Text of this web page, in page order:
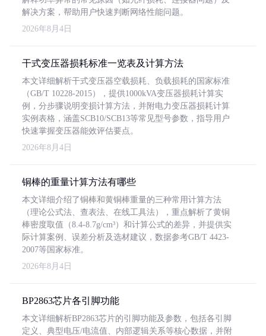
解决方案，帮助用户快速判断网络性能问题。
2026年8月4日
干式变压器损耗标准一览表及计算方法
本文详细解析干式变压器空载损耗、负载损耗的国家标准
（GB/T 10228-2015），提供1000kVA变压器损耗计算实
例，分步骤说明变损计算方法，并附电力变压器损耗计算
实例表格，涵盖SCB10/SCB13等常见型号参数，指导用户
快速掌握变压器能效评估要点。
2026年8月4日
铜棒的重量计算方法有哪些
本文详细介绍了铜棒和黄铜棒重量的三种常用计算方法
（理论公式法、查表法、在线工具法），重点解析了黄铜
棒密度取值（8.4-8.7g/cm³）和计算公式的差异，并提供实
际计算案例、误差分析及选材建议，数据参考GB/T 4423-
2007等国家标准。
2026年8月4日
BP2863芯片各引脚功能
本文详细解析BP2863芯片的引脚功能及参数，包括各引脚
定义、典型电压/电流值、内部逻辑关系等核心数据，并附